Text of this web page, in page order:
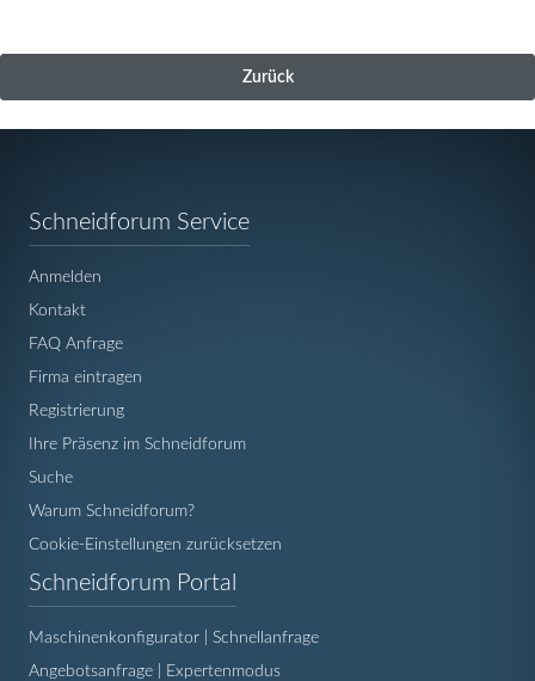
Zurück
Schneidforum Service
Anmelden
Kontakt
FAQ Anfrage
Firma eintragen
Registrierung
Ihre Präsenz im Schneidforum
Suche
Warum Schneidforum?
Cookie-Einstellungen zurücksetzen
Schneidforum Portal
Maschinenkonfigurator | Schnellanfrage
Angebotsanfrage | Expertenmodus